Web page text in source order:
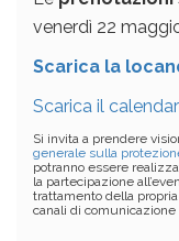
venerdì 22
Scarica la
Scarica il
Si invita a prendere
generale sulla
potranno essere
la partecipazione
trattamento della
canali di comunicazione